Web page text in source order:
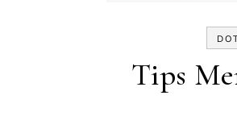
Tips